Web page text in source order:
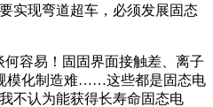
实现弯道超车，必须发展固态
何容易！固固界面接触差、离子
模化制造难……这些都是固态电
不认为能获得长寿命固态电